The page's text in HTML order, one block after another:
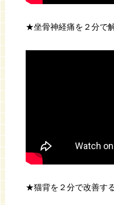
★坐骨神経痛を２分で
★猫背を２分で改善す